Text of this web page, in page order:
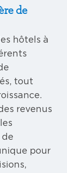
de
hôtels à
tout
revenus
de
pour